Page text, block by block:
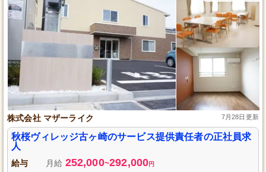
株式会社 マザーライク 7月28日更新
秋桜ヴィレッジ古ヶ崎のサービス提供責任者の正社員求
人
給与 月給 252,000~292,000円